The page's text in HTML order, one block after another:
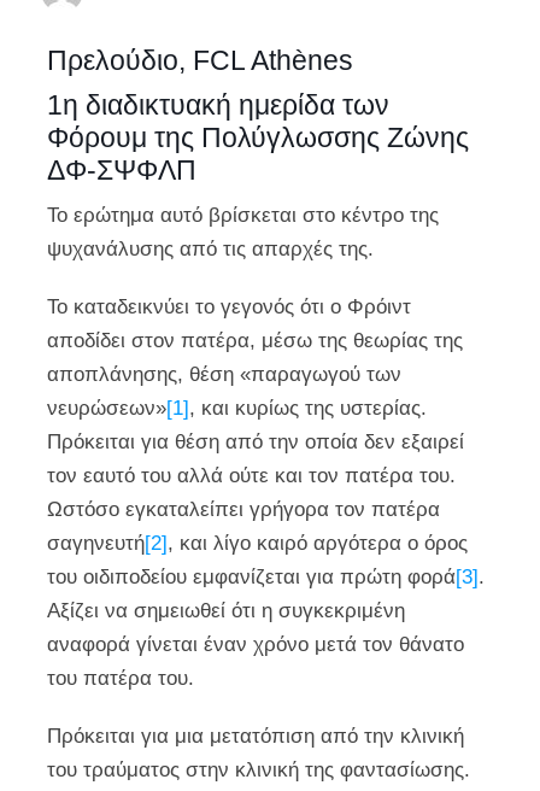
Πρελούδιο, FCL Athènes
1η διαδικτυακή ημερίδα των
Φόρουμ της Πολύγλωσσης Ζώνης
ΔΦ-ΣΨΦΛΠ
Το ερώτημα αυτό βρίσκεται στο κέντρο της
ψυχανάλυσης από τις απαρχές της.
Το καταδεικνύει το γεγονός ότι ο Φρόιντ
αποδίδει στον πατέρα, μέσω της θεωρίας της
αποπλάνησης, θέση «παραγωγού των
νευρώσεων»[1], και κυρίως της υστερίας.
Πρόκειται για θέση από την οποία δεν εξαιρεί
τον εαυτό του αλλά ούτε και τον πατέρα του.
Ωστόσο εγκαταλείπει γρήγορα τον πατέρα
σαγηνευτή[2], και λίγο καιρό αργότερα ο όρος
του οιδιποδείου εμφανίζεται για πρώτη φορά[3].
Αξίζει να σημειωθεί ότι η συγκεκριμένη
αναφορά γίνεται έναν χρόνο μετά τον θάνατο
του πατέρα του.
Πρόκειται για μια μετατόπιση από την κλινική
του τραύματος στην κλινική της φαντασίωσης.